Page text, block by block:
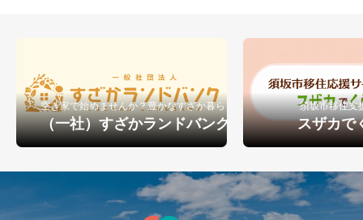
空き家で始めませんか？豊かなすざか暮らし
（一社）すざかランドバンク
須坂市移住支
スザカで